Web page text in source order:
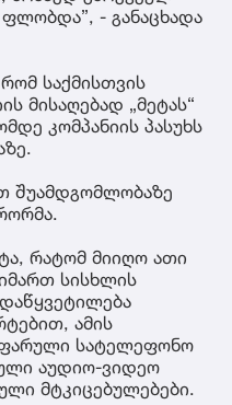
იქ ოჯახის სხვა
როგორ
გაბაშვილმა. ნიას
გაეკეთებინა და
ეუბნება, რომ
რომ თანამედროვე
შვილს შორის
ნია იმნაძის
ასევე,
ის არა მხოლოდ
არამედ გარკვეულ
- განაცხადა
საქმისთვის
მისაღებად „მეტას“
კომპანიის პასუხს